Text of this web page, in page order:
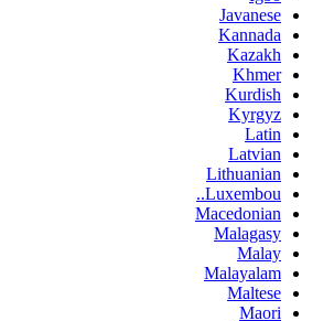
Javanese
Kannada
Kazakh
Khmer
Kurdish
Kyrgyz
Latin
Latvian
Lithuanian
Luxembou..
Macedonian
Malagasy
Malay
Malayalam
Maltese
Maori